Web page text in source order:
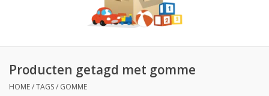
Beloningsdozen
Producten getagd met gomme
HOME/TAGS/ GOMME